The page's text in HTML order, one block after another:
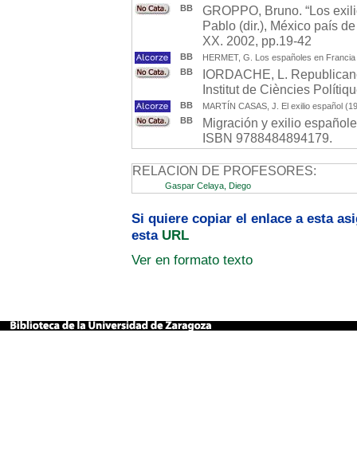
BB
GROPPO, Bruno. “Los
Pablo (dir.), México país
XX. 2002, pp.19-42
BB
HERMET, G. Los españoles en
BB
IORDACHE, L.
Institut de Ciències
BB
MARTÍN CASAS, J. El exilio español
BB
Migración y exilio
ISBN 9788484894179.
RELACION DE PROFESORES:
Gaspar Celaya, Diego
Si quiere copiar el enlace a esta
esta URL
Ver en formato texto